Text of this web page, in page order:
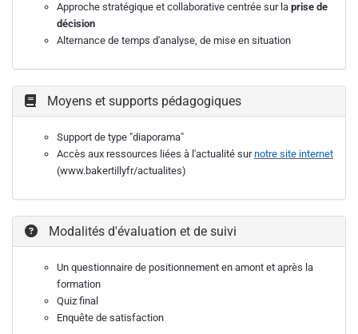
Approche stratégique et collaborative centrée sur la prise de
décision
Alternance de temps d'analyse, de mise en situation
Moyens et supports pédagogiques
Support de type "diaporama"
Accès aux ressources liées à l'actualité surnotre site internet
(www.bakertillyfr/actualites)
Modalités d'évaluation et de suivi
Un questionnaire de positionnement en amont et après la
formation
Quiz final
Enquête de satisfaction